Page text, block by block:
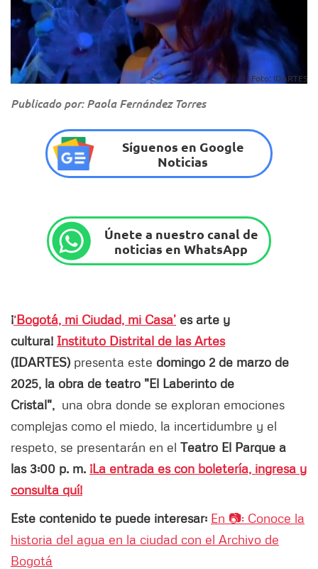
Foto: IDARTES
Publicado por: Paola Fernández Torres
Síguenos en Google
Noticias
Únete a nuestro canal de
noticias en WhatsApp
¡‘Bogotá, mi Ciudad, mi Casa’ es arte y
cultura! Instituto Distrital de las Artes
(IDARTES) presenta este domingo 2 de marzo de
2025, la obra de teatro "El Laberinto de
Cristal", una obra donde se exploran emociones
complejas como el miedo, la incertidumbre y el
respeto, se presentarán en el Teatro El Parque a
las 3:00 p. m. ¡La entrada es con boletería, ingresa y
consulta quí!
Este contenido te puede interesar: En 📷: Conoce la
historia del agua en la ciudad con el Archivo de
Bogotá